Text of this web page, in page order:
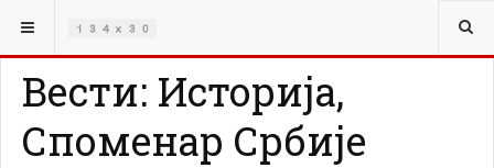
ВИ СТЕ ОВДЕ: ТРАГ
Вести: Историја,
Споменар Србије